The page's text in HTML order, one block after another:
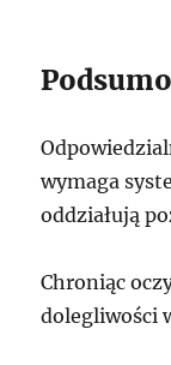
wymaga
oddziałują
Chroniąc
dolegliwości